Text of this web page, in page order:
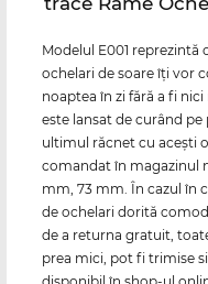
Modelul E001 reprezintă
ochelari de soare îţi vor
noaptea în zi fără a fi nici
este lansat de curând pe
ultimul răcnet cu aceşti
comandat în magazinul
mm, 73 mm. În cazul în
de ochelari dorită
de a returna gratuit,
prea mici, pot fi trimise